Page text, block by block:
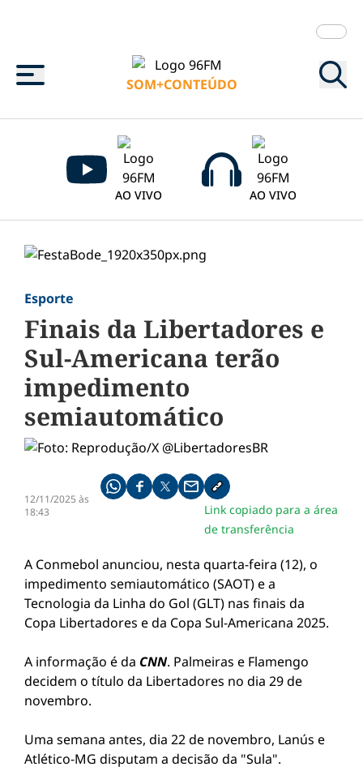
Menu
SOM+CONTEÚDO
AO VIVO AO VIVO
Esporte
Finais da Libertadores e
Sul-Americana terão
impedimento
semiautomático
12/11/2025 às
18:43
Compartilhe pelo whatsapp
Compartilhar no facebook
Compartilhar no twitter
Compartilhe pelo email
Copiar link da notícia
Link copiado para a área
de transferência
A Conmebol anunciou, nesta quarta-feira (12), o
impedimento semiautomático (SAOT) e a
Tecnologia da Linha do Gol (GLT) nas finais da
Copa Libertadores e da Copa Sul-Americana 2025.
A informação é da CNN. Palmeiras e Flamengo
decidem o título da Libertadores no dia 29 de
novembro.
Uma semana antes, dia 22 de novembro, Lanús e
Atlético-MG disputam a decisão da "Sula".